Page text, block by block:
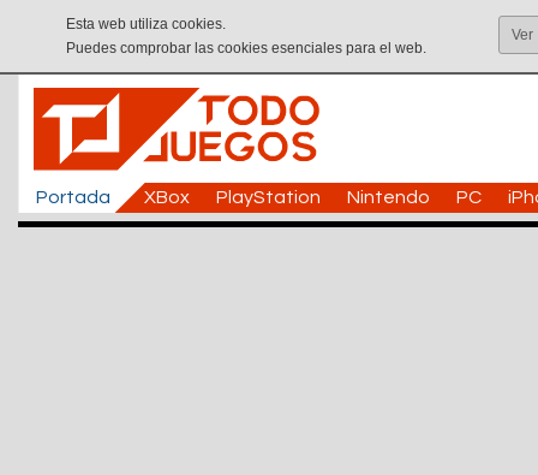
Esta web utiliza cookies.
Puedes comprobar las cookies esenciales para el web.
Ver
Portada XBox PlayStation Nintendo PC